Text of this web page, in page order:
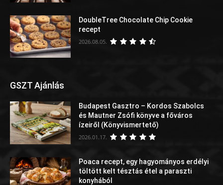
DoubleTree Chocolate Chip Cookie
recept
2026.08.05.
GSZT Ajánlás
Budapest Gasztro – Kordos Szabolcs
és Mautner Zsófi könyve a főváros
ízeiről (Könyvismertető)
2026.01.17.
Poaca recept, egy hagyományos erdélyi
töltött kelt tésztás étel a paraszti
konyhából